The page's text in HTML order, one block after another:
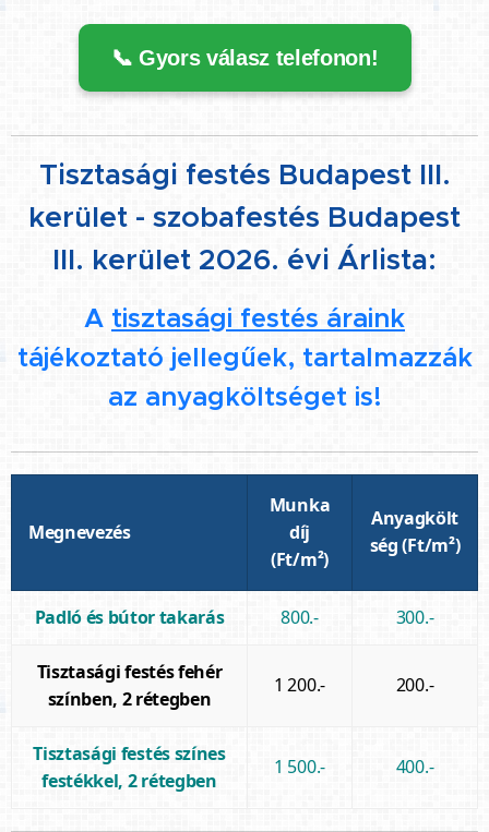
📞 Gyors válasz telefonon!
Tisztasági festés Budapest III.
kerület - szobafestés Budapest
III. kerület 2026. évi Árlista:
A tisztasági festés áraink
tájékoztató jellegűek, tartalmazzák
az anyagköltséget is!
Megnevezés
Munka
díj
(Ft/m²)
Anyagkölt
ség (Ft/m²)
Padló és bútor takarás 800.- 300.-
Tisztasági festés fehér
színben, 2 rétegben
1 200.- 200.-
Tisztasági festés színes
festékkel, 2 rétegben
1 500.- 400.-